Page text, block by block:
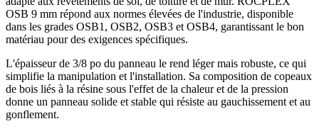
OSB 9 mm répond aux normes élevées de l'industrie, disponible
dans les grades OSB1, OSB2, OSB3 et OSB4, garantissant le bon
matériau pour des exigences spécifiques.
L'épaisseur de 3/8 po du panneau le rend léger mais robuste, ce qui
simplifie la manipulation et l'installation. Sa composition de copeaux
de bois liés à la résine sous l'effet de la chaleur et de la pression
donne un panneau solide et stable qui résiste au gauchissement et au
gonflement.